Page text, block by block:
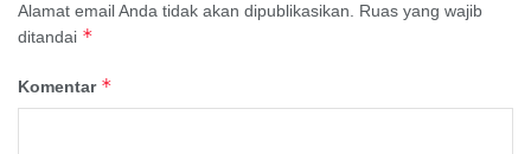
Alamat email Anda tidak akan dipublikasikan. Ruas yang wajib
ditandai *
Komentar *